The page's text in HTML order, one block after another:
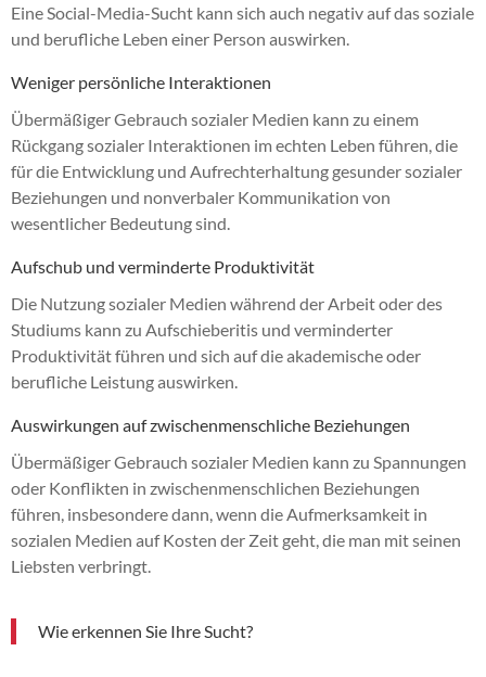
Eine Social-Media-Sucht kann sich auch negativ auf das soziale
und berufliche Leben einer Person auswirken.
Weniger persönliche Interaktionen
Übermäßiger Gebrauch sozialer Medien kann zu einem
Rückgang sozialer Interaktionen im echten Leben führen, die
für die Entwicklung und Aufrechterhaltung gesunder sozialer
Beziehungen und nonverbaler Kommunikation von
wesentlicher Bedeutung sind.
Aufschub und verminderte Produktivität
Die Nutzung sozialer Medien während der Arbeit oder des
Studiums kann zu Aufschieberitis und verminderter
Produktivität führen und sich auf die akademische oder
berufliche Leistung auswirken.
Auswirkungen auf zwischenmenschliche Beziehungen
Übermäßiger Gebrauch sozialer Medien kann zu Spannungen
oder Konflikten in zwischenmenschlichen Beziehungen
führen, insbesondere dann, wenn die Aufmerksamkeit in
sozialen Medien auf Kosten der Zeit geht, die man mit seinen
Liebsten verbringt.
Wie erkennen Sie Ihre Sucht?